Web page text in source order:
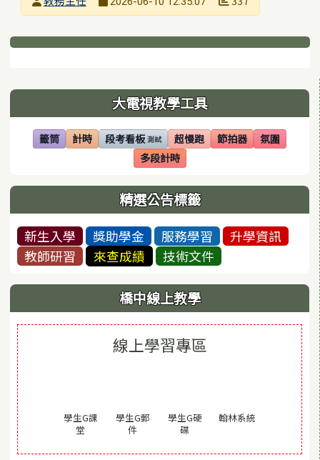
下中區域內容
左邊區域內容 大電視教學工具
籤筒
(另開視窗)
計時
(另開視窗)段考看板 測試
(另開視窗) 超慢跑
(另開視窗)節拍器
(另開視窗)氛圍
(另開視窗)
多段計時
(另開視窗)
精選公告標籤
新生入學 獎助學金 服務學習
升學資訊
教師研習
來查成績 技術文件
橋中線上教學
線上學習專區
學生G課
堂
學生G郵
件(另開視窗)
學生G硬
碟(另開視窗)
翰林系統(另開視窗)